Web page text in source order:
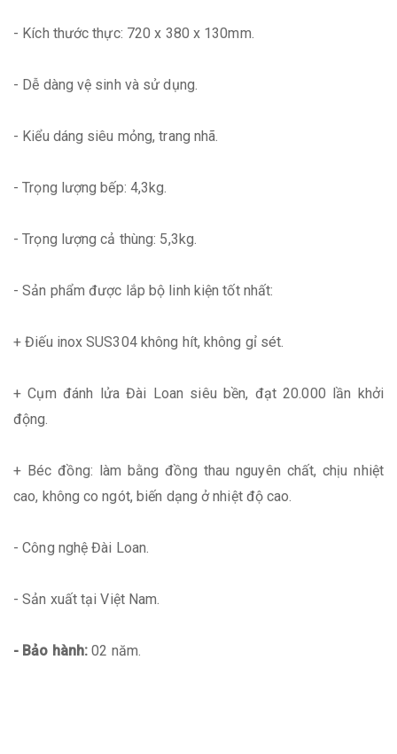
- Kích thước thực: 720 x 380 x 130mm.
- Dễ dàng vệ sinh và sử dụng.
- Kiểu dáng siêu mỏng, trang nhã.
- Trọng lượng bếp: 4,3kg.
- Trọng lượng cả thùng: 5,3kg.
- Sản phẩm được lắp bộ linh kiện tốt nhất:
+ Điếu inox SUS304 không hít, không gỉ sét.
+ Cụm đánh lửa Đài Loan siêu bền, đạt 20.000 lần khởi
động.
+ Béc đồng: làm bằng đồng thau nguyên chất, chịu nhiệt
cao, không co ngót, biến dạng ở nhiệt độ cao.
- Công nghệ Đài Loan.
- Sản xuất tại Việt Nam.
- Bảo hành: 02 năm.